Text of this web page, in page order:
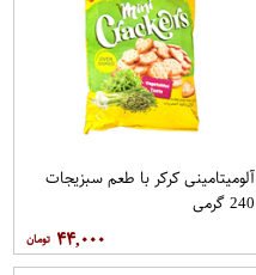
آلومیتامینی کرکر با طعم سبزیجات
240 گرمی
۴۴,۰۰۰